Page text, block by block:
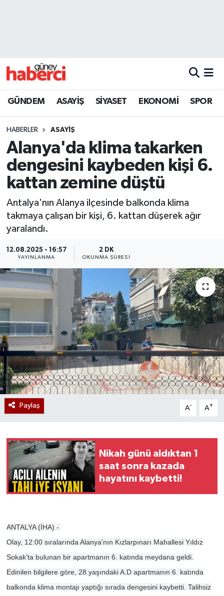
GÜNDEM ASAYİŞ SİYASET EKONOMİ SPOR
HABERLER ASAYİŞ
Alanya'da klima takarken
dengesini kaybeden kişi 6.
kattan zemine düştü
Antalya'nın Alanya ilçesinde balkonda klima
takmaya çalışan bir kişi, 6. kattan düşerek ağır
yaralandı.
12.08.2025 - 16:57
YAYINLANMA
2 DK
OKUNMA SÜRESI
Paylaş A- A+
Nikah günü aldıktan 1
saat sonra kazada
hayatını kaybetti!
ANTALYA (İHA) -
Olay, 12:00 sıralarında Alanya'nın Kızlarpınarı Mahallesi Yıldız
Sokak'ta bulunan bir apartmanın 6. katında meydana geldi.
Edinilen bilgilere göre, 28 yaşındaki A.D apartmanın 6. katında
balkonda klima montajı yaptığı sırada dengesini kaybetti. Talihsiz
Beyoğlu Trafik Yoğunluk Haritası
Son Dakika Haberleri
Haber Arşivi